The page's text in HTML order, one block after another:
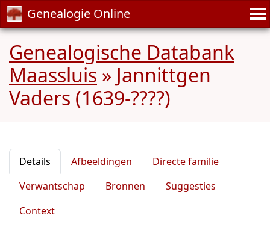
Genealogie Online
Genealogische Databank
Maassluis » Jannittgen
Vaders (1639-????)
Details Afbeeldingen
Directe familie
Verwantschap
Bronnen
Suggesties
Context